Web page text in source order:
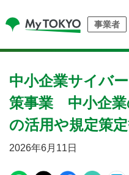
事業者
中小企業サイバ
策事業 中小企業
の活用や規定策
2026年6月11日